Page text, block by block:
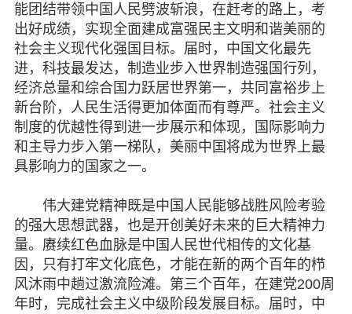
能团结带领中国人民劈波斩浪，在赶考的路上，考
出好成绩，实现全面建成富强民主文明和谐美丽的
社会主义现代化强国目标。届时，中国文化最先
进，科技最发达，制造业步入世界制造强国行列，
经济总量和综合国力跃居世界第一，共同富裕步上
新台阶，人民生活得更加体面而有尊严。社会主义
制度的优越性得到进一步展示和体现，国际影响力
和主导力步入第一梯队，美丽中国将成为世界上最
具影响力的国家之一。
伟大建党精神既是中国人民能够战胜风险考验
的强大思想武器，也是开创美好未来的巨大精神力
量。赓续红色血脉是中国人民世代相传的文化基
因，只有打牢文化底色，才能在新的两个百年的栉
风沐雨中趟过激流险滩。第三个百年，在建党200周
年时，完成社会主义中级阶段发展目标。届时，中